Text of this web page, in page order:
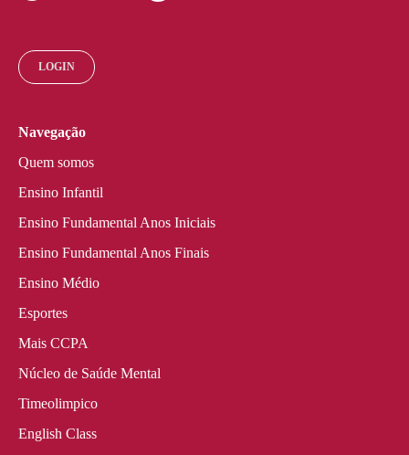
LOGIN
Navegação
Quem somos
Ensino Infantil
Ensino Fundamental Anos Iniciais
Ensino Fundamental Anos Finais
Ensino Médio
Esportes
Mais CCPA
Núcleo de Saúde Mental
Timeolimpico
English Class